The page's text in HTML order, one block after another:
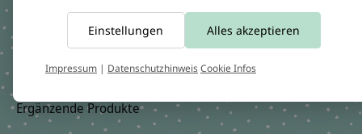
50937 Köln
info@crepes-suzette.net
Ergänzende Produkte
Einstellungen Alles akzeptieren
Impressum | DatenschutzhinweisCookie Infos